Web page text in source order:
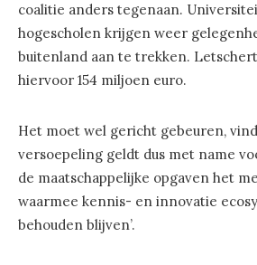
coalitie anders tegenaan.
hogescholen krijgen weer
buitenland aan te trekken.
hiervoor 154 miljoen euro.
Het moet wel gericht gebeuren,
versoepeling geldt dus met name
de maatschappelijke opgaven het
waarmee kennis- en innovatie
behouden blijven’.